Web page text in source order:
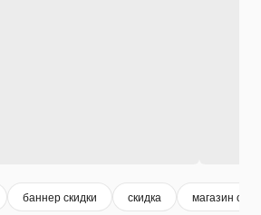
баннер скидки скидка магазин